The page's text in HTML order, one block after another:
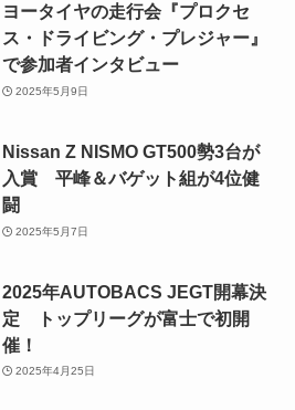
ヨータイヤの走行会『プロクセ
ス・ドライビング・プレジャー』
で参加者インタビュー
2025年5月9日
Nissan Z NISMO GT500勢3台が
入賞 平峰＆バゲット組が4位健
闘
2025年5月7日
2025年AUTOBACS JEGT開幕決
定 トップリーグが富士で初開
催！
2025年4月25日